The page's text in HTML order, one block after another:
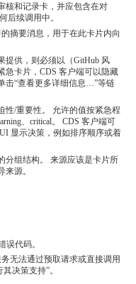
核和记录卡，并应包含在对
后续调用中。
摘要消息，用于在此卡片内向
提供，则必须以（GitHub 风
急卡片，CDS 客户端可以隐藏
击“查看更多详细信息…”等链
性/重要性。 允许的值按紧急程
、critical。 CDS 客户端可
显示决策，例如排序顺序或着
分组结构。 来源应该是卡片所
源。
误代码。
无法通过预取请求或直接调用
决策支持”。